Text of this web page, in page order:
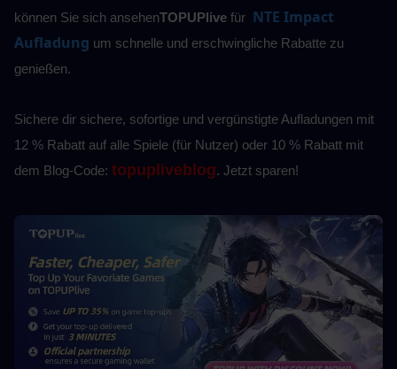
können Sie sich ansehenTOPUPlive für NTE Impact
Aufladung um schnelle und erschwingliche Rabatte zu
genießen.
Sichere dir sichere, sofortige und vergünstigte Aufladungen mit
12 % Rabatt auf alle Spiele (für Nutzer) oder 10 % Rabatt mit
dem Blog-Code: topupliveblog. Jetzt sparen!